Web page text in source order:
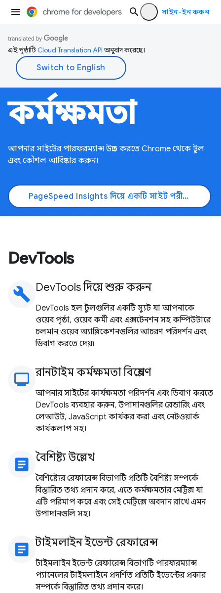
সাইন-ইন করুন
এই পৃষ্ঠাটিCloud Translation APIঅনুবাদ করেছে।
কর্মক্ষমতা
আপনার সাইটের পারফরম্যান্স উন্নত করতে Chrome থেকে টুল
এবং কৌশল আবিষ্কার করুন।
PageSpeed ​​Insights দিয়ে একটি সাইট পরীক্ষা করুন
DevTools
build DevTools দিয়ে শুরু করুন
DevTools হল টুলগুলির একটি স্যুট যা আপনাকে
ওয়েব পৃষ্ঠা, ওয়েব কর্মী এবং এক্সটেনশন সহ কম্পিউটারে
চলমান ওয়েব অ্যাপ্লিকেশনগুলির আচরণ পরিদর্শন এবং
ডিবাগ করতে দেয়৷
monitoring
রানটাইম কর্মক্ষমতা বিশ্লেষণ
আপনার সাইটের কার্যক্ষমতা পরিদর্শন এবং ডিবাগ করতে
DevTools ব্যবহার করুন, উপাদানগুলির রেন্ডারিং এবং
লেআউট, JavaScript কার্যকর করা এবং নেটওয়ার্ক
কার্যকলাপ সহ।
article বৈশিষ্ট্য উল্লেখ
বৈশিষ্ট্যের রেফারেন্স বিভাগটি প্রতিটি বৈশিষ্ট্য সম্পর্কে
বিস্তারিত তথ্য প্রদান করে, এতে কর্মক্ষমতার মেট্রিক্স যা
এটি পরিমাপ করে এবং সেই মেট্রিক্সে অবদান রাখে এমন
উপাদানগুলি সহ।
article টাইমলাইন ইভেন্ট রেফারেন্স
টাইমলাইন ইভেন্ট রেফারেন্স বিভাগটি পারফরম্যান্স
প্যানেলের টাইমলাইনে প্রদর্শিত প্রতিটি ইভেন্টের প্রকার
সম্পর্কে বিস্তারিত তথ্য প্রদান করে।